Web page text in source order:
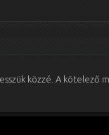
közzé. A kötelező